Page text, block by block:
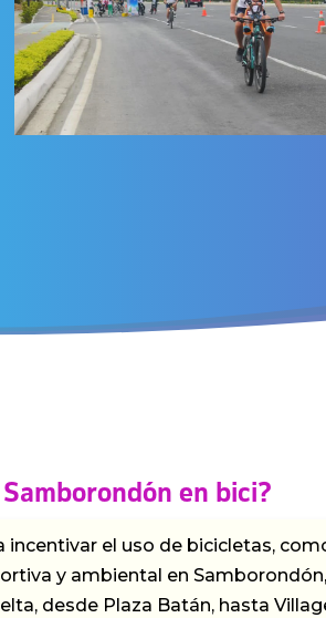
en bici?
incentivar el uso de bicicletas,
y ambiental en
desde Plaza Batán, hasta